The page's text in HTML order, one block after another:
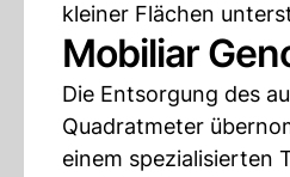
kleiner Flächen
Mobiliar
Die Entsorgung des
Quadratmeter
einem spezialisierten